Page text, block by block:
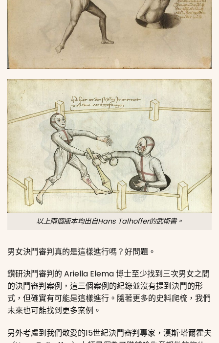
以上兩個版本均出自Hans Talhoffer的武術書。
男女決鬥審判真的是這樣進行嗎？好問題。
鑽研決鬥審判的 Ariella Elema 博士至少找到三次男女之間
的決鬥審判案例，這三個案例的紀錄並沒有提到決鬥的形
式，但確實有可能是這樣進行。隨著更多的史料爬梳，我們
未來也可能找到更多案例。
另外考慮到我們敬愛的15世紀決鬥審判專家，漢斯·塔爾霍夫